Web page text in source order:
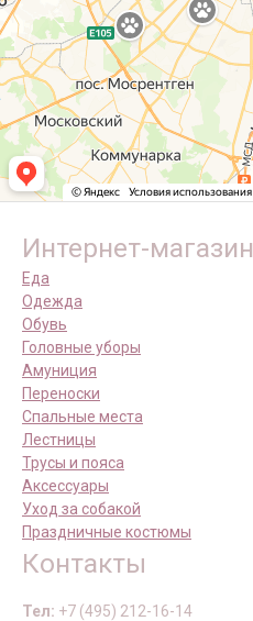
Интернет-магазин
Еда
Одежда
Обувь
Головные уборы
Амуниция
Переноски
Спальные места
Лестницы
Трусы и пояса
Аксессуары
Уход за собакой
Праздничные костюмы
Контакты
Тел: +7 (495) 212-16-14